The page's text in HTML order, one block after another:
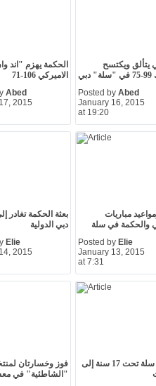
الحكمة يهزم "اند
الاميركي 106-71
Abed
2015
يتألق ويكتسح
Posted by Abed
January 16, 2015
at 19:20
بعثة الحكمة تغادر
دبي الدولية
Elie
2015
مباريات
والحكمة في سلة
Posted by Elie
January 13, 2015
at 7:31
فوز وخسارتان
"الشاطئية" في
منتخب سلة تحت 17 سنة إلى